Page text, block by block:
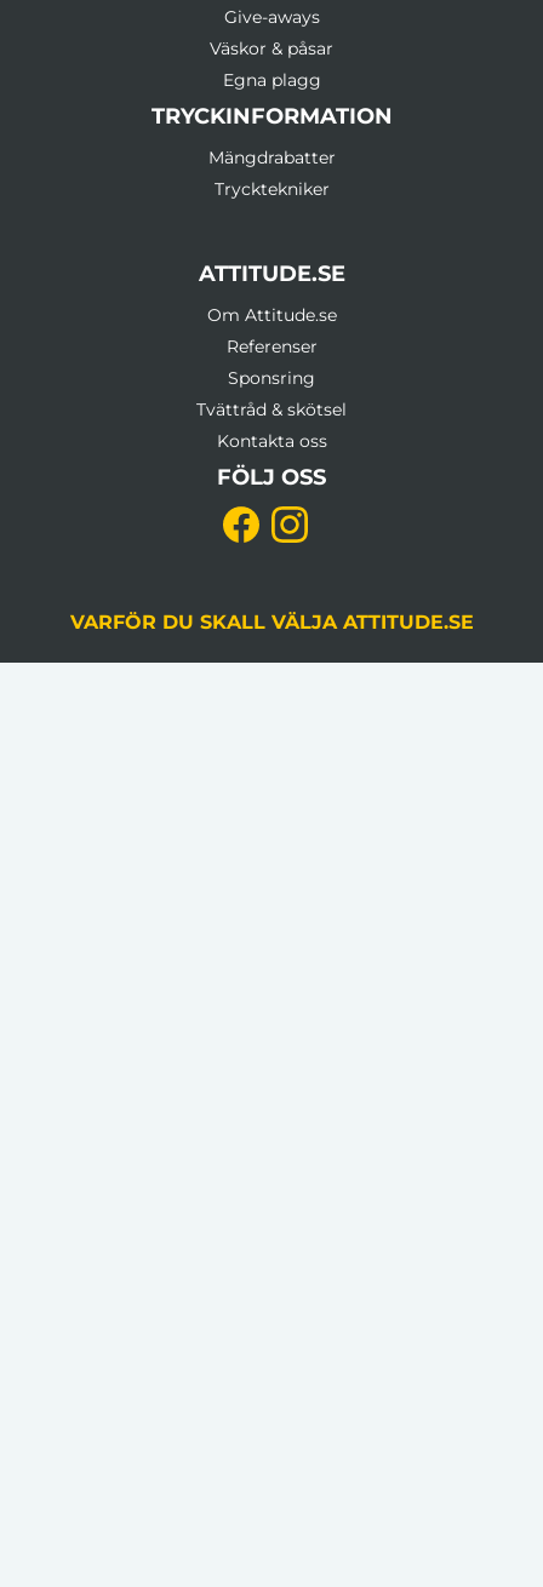
Give-aways
Väskor & påsar
Egna plagg
TRYCKINFORMATION
Mängdrabatter
Trycktekniker
ATTITUDE.SE
Om Attitude.se
Referenser
Sponsring
Tvättråd & skötsel
Kontakta oss
FÖLJ OSS
VARFÖR DU SKALL VÄLJA ATTITUDE.SE